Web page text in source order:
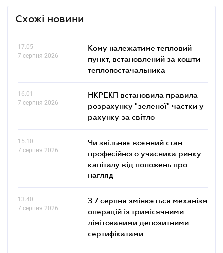
Схожі новини
17.05
7 серпня 2026
Кому належатиме тепловий
пункт, встановлений за кошти
теплопостачальника
16.01
7 серпня 2026
НКРЕКП встановила правила
розрахунку "зеленої" частки у
рахунку за світло
15.10
7 серпня 2026
Чи звільняє воєнний стан
професійного учасника ринку
капіталу від положень про
нагляд
13.40
7 серпня 2026
З 7 серпня змінюється механізм
операцій із тримісячними
лімітованими депозитними
сертифікатами